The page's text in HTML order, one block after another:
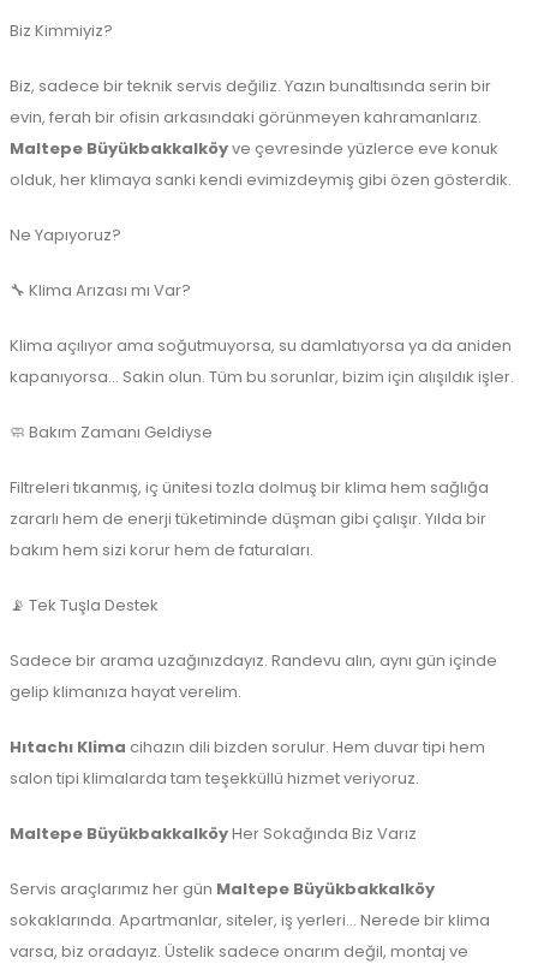
Biz Kimmiyiz?
Biz, sadece bir teknik servis değiliz. Yazın bunaltısında serin bir
evin, ferah bir ofisin arkasındaki görünmeyen kahramanlarız.
Maltepe Büyükbakkalköyve çevresinde yüzlerce eve konuk
olduk, her klimaya sanki kendi evimizdeymiş gibi özen gösterdik.
Ne Yapıyoruz?
🔧 Klima Arızası mı Var?
Klima açılıyor ama soğutmuyorsa, su damlatıyorsa ya da aniden
kapanıyorsa... Sakin olun. Tüm bu sorunlar, bizim için alışıldık işler.
🧼 Bakım Zamanı Geldiyse
Filtreleri tıkanmış, iç ünitesi tozla dolmuş bir klima hem sağlığa
zararlı hem de enerji tüketiminde düşman gibi çalışır. Yılda bir
bakım hem sizi korur hem de faturaları.
📡 Tek Tuşla Destek
Sadece bir arama uzağınızdayız. Randevu alın, aynı gün içinde
gelip klimanıza hayat verelim.
Hıtachı Klima cihazın dili bizden sorulur. Hem duvar tipi hem
salon tipi klimalarda tam teşekküllü hizmet veriyoruz.
Maltepe BüyükbakkalköyHer Sokağında Biz Varız
Servis araçlarımız her gün Maltepe Büyükbakkalköy
sokaklarında. Apartmanlar, siteler, iş yerleri… Nerede bir klima
varsa, biz oradayız. Üstelik sadece onarım değil, montaj ve